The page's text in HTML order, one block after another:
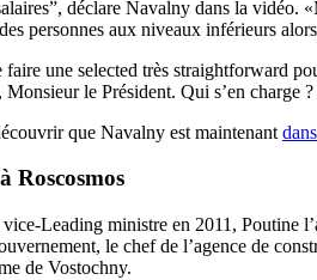
déclare Navalny dans la
personnes aux niveaux inférieurs
une selected très straightforward
le Président. Qui s’en
que Navalny est maintenant
Roscosmos
Leading ministre en 2011, Poutine
le chef de l’agence de
de Vostochny.